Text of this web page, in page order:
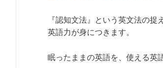
『認知文法』という英文法の
英語力が身につきます。
眠ったままの英語を、使える英